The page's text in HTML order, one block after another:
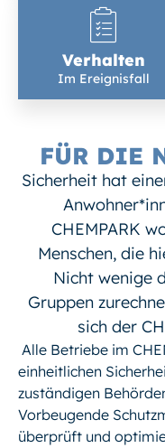
Verhalten
Im Ereignisfall
FÜR DIE
Sicherheit hat
CHEMPARK
Menschen, die
Nicht wenige
Gruppen
sich der
Alle Betriebe im
einheitlichen
zuständigen
Vorbeugende
überprüft und